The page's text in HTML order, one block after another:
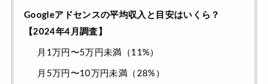
Googleアドセンスの平均収入と目安はいくら？
【2024年4月調査】
月1万円〜5万円未満（11%）
月5万円〜10万円未満（28%）